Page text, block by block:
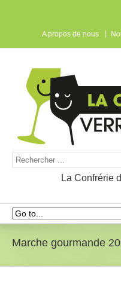
A propos de nous
La Confrérie
Marche gourmande